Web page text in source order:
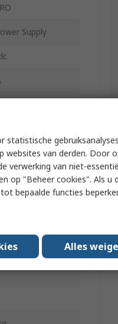
Supply
statistische
van derden. Door
verwerking van niet-
op "Beheer cookies". Als u
bepaalde functies
Alles